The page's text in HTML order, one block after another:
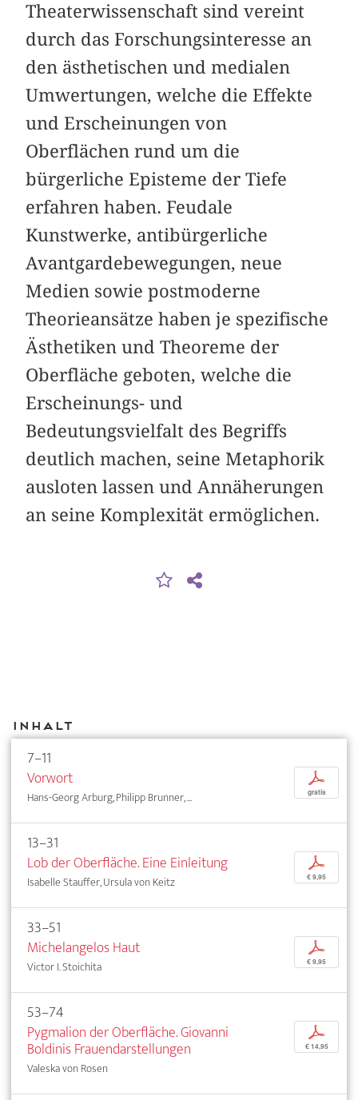
Theaterwissenschaft sind vereint
durch das Forschungsinteresse an
den ästhetischen und medialen
Umwertungen, welche die Effekte
und Erscheinungen von
Oberflächen rund um die
bürgerliche Episteme der Tiefe
erfahren haben. Feudale
Kunstwerke, antibürgerliche
Avantgardebewegungen, neue
Medien sowie postmoderne
Theorieansätze haben je spezifische
Ästhetiken und Theoreme der
Oberfläche geboten, welche die
Erscheinungs- und
Bedeutungsvielfalt des Begriffs
deutlich machen, seine Metaphorik
ausloten lassen und Annäherungen
an seine Komplexität ermöglichen.
Inhalt
7–11
Vorwort
Hans-Georg Arburg, Philipp Brunner, ...
p
gratis
13–31
Lob der Oberfläche. Eine Einleitung
Isabelle Stauffer, Ursula von Keitz
p
€ 9,95
33–51
Michelangelos Haut
Victor I. Stoichita
p
€ 9,95
53–74
Pygmalion der Oberfläche. Giovanni
Boldinis Frauendarstellungen
Valeska von Rosen
p
€ 14,95